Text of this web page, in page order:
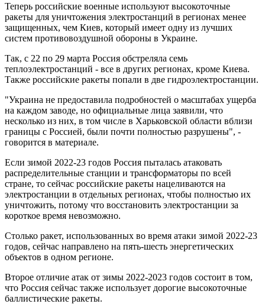
Теперь российские военные используют высокоточные
ракеты для уничтожения электростанций в регионах менее
защищенных, чем Киев, который имеет одну из лучших
систем противовоздушной обороны в Украине.
Так, с 22 по 29 марта Россия обстреляла семь
теплоэлектростанций - все в других регионах, кроме Киева.
Также российские ракеты попали в две гидроэлектростанции.
"Украина не предоставила подробностей о масштабах ущерба
на каждом заводе, но официальные лица заявили, что
несколько из них, в том числе в Харьковской области вблизи
границы с Россией, были почти полностью разрушены", -
говорится в материале.
Если зимой 2022-23 годов Россия пыталась атаковать
распределительные станции и трансформаторы по всей
стране, то сейчас российские ракеты нацеливаются на
электростанции в отдельных регионах, чтобы полностью их
уничтожить, потому что восстановить электростанции за
короткое время невозможно.
Столько ракет, использованных во время атаки зимой 2022-23
годов, сейчас направлено на пять-шесть энергетических
объектов в одном регионе.
Второе отличие атак от зимы 2022-2023 годов состоит в том,
что Россия сейчас также использует дорогие высокоточные
баллистические ракеты.